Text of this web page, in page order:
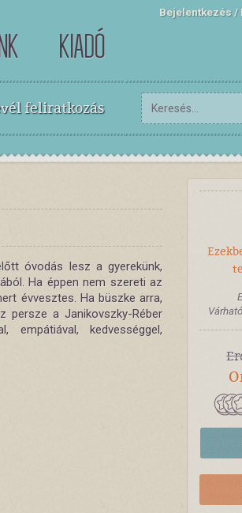
KIADÓ
Bejelentkezés
feliratkozás
óvodás lesz a gyerekünk,
Ha éppen nem szereti az
évvesztes. Ha büszke arra,
persze a Janikovszky-Réber
kedvességgel,